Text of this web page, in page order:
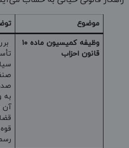
موضوع
وظیفه کمیسیون
ماده ۱۰
قانون احزاب
به
آن